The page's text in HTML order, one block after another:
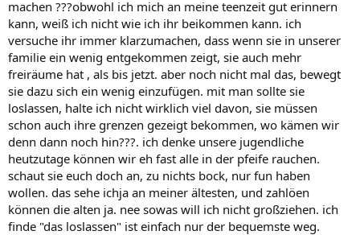
machen ???obwohl ich mich an meine teenzeit gut erinnern
kann, weiß ich nicht wie ich ihr beikommen kann. ich
versuche ihr immer klarzumachen, dass wenn sie in unserer
familie ein wenig entgekommen zeigt, sie auch mehr
freiräume hat , als bis jetzt. aber noch nicht mal das, bewegt
sie dazu sich ein wenig einzufügen. mit man sollte sie
loslassen, halte ich nicht wirklich viel davon, sie müssen
schon auch ihre grenzen gezeigt bekommen, wo kämen wir
denn dann noch hin???. ich denke unsere jugendliche
heutzutage können wir eh fast alle in der pfeife rauchen.
schaut sie euch doch an, zu nichts bock, nur fun haben
wollen. das sehe ichja an meiner ältesten, und zahlöen
können die alten ja. nee sowas will ich nicht großziehen. ich
finde "das loslassen" ist einfach nur der bequemste weg.